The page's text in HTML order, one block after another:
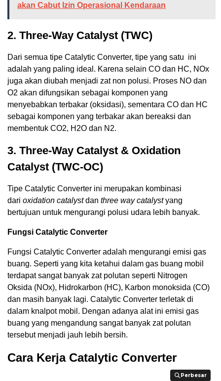
akan Cabut Izin Operasional Kendaraan
2. Three-Way Catalyst (TWC)
Dari semua tipe Catalytic Converter, tipe yang satu ini
adalah yang paling ideal. Karena selain CO dan HC, NOx
juga akan diubah menjadi zat non polusi. Proses NO dan
O2 akan difungsikan sebagai komponen yang
menyebabkan terbakar (oksidasi), sementara CO dan HC
sebagai komponen yang terbakar akan bereaksi dan
membentuk CO2, H2O dan N2.
3. Three-Way Catalyst & Oxidation
Catalyst (TWC-OC)
Tipe Catalytic Converter ini merupakan kombinasi
dari oxidation catalystdan three way catalystyang
bertujuan untuk mengurangi polusi udara lebih banyak.
Fungsi Catalytic Converter
Fungsi Catalytic Converter adalah mengurangi emisi gas
buang. Seperti yang kita ketahui dalam gas buang mobil
terdapat sangat banyak zat polutan seperti Nitrogen
Oksida (NOx), Hidrokarbon (HC), Karbon monoksida (CO)
dan masih banyak lagi. Catalytic Converter terletak di
dalam knalpot mobil. Dengan adanya alat ini emisi gas
buang yang mengandung sangat banyak zat polutan
tersebut menjadi jauh lebih bersih.
Cara Kerja Catalytic Converter
Perbesar
Perbesar